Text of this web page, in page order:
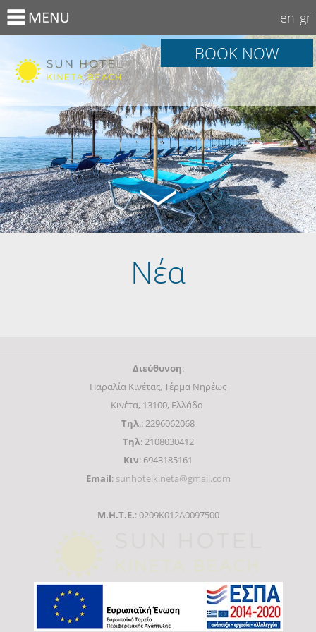
en gr
BOOK NOW
Νέα
Διεύθυνση:
Παραλία Κινέτας, Τέρμα Νηρέως
Κινέτα, 13100, Ελλάδα
Τηλ.: 2296062068
Τηλ: 2108030412
Κιν: 6943185161
Email: sunhotelkineta@gmail.com
Μ.Η.Τ.Ε.: 0209K012A0097500